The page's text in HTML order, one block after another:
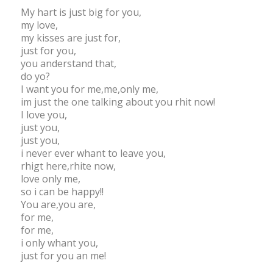
My hart is just big for you,
my love,
my kisses are just for,
just for you,
you anderstand that,
do yo?
I want you for me,me,only me,
im just the one talking about you rhit now!
I love you,
just you,
just you,
i never ever whant to leave you,
rhigt here,rhite now,
love only me,
so i can be happy!!
You are,you are,
for me,
for me,
i only whant you,
just for you an me!